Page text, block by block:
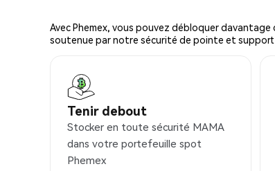
Avec Phemex, vous pouvez débloquer
soutenue par notre sécurité de pointe et support
Tenir debout
Stocker en toute sécurité MAMA
dans votre portefeuille spot
Phemex